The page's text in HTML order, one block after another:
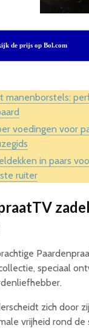
de prijs op Bol.com
manenborstels:
voedingen voor
in paars
ruiter
speciaal
zich door
vrijheid rond de